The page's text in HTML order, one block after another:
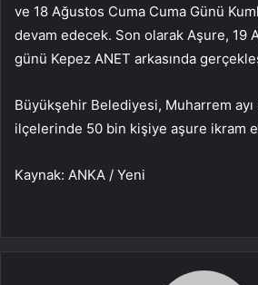
ve 18 Ağustos Cuma Cuma Günü
devam edecek. Son olarak Aşure, 19
günü Kepez ANET arkasında
Büyükşehir Belediyesi, Muharrem
ilçelerinde 50 bin kişiye aşure ikram
Kaynak: ANKA / Yeni